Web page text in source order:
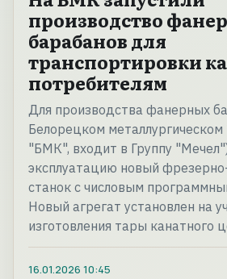
производство
барабанов для
транспортировки
потребителям
Для производства фанерных
Белорецком
"БМК", входит в Группу
эксплуатацию новый
станок с числовым
Новый агрегат установлен на
изготовления тары канатного
16.01.2026 10:45